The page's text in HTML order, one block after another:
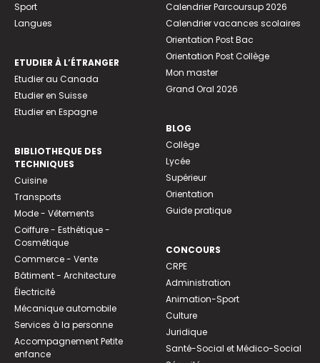
Sport
Langues
ETUDIER À L’ÉTRANGER
Etudier au Canada
Etudier en Suisse
Etudier en Espagne
BIBLIOTHEQUE DES
TECHNIQUES
Cuisine
Transports
Mode - Vêtements
Coiffure - Esthétique -
Cosmétique
Commerce - Vente
Bâtiment - Architecture
Électricité
Mécanique automobile
Services à la personne
Accompagnement Petite
enfance
Calendrier Parcoursup 2026
Calendrier vacances scolaires
Orientation Post Bac
Orientation Post Collège
Mon master
Grand Oral 2026
BLOG
Collège
Lycée
Supérieur
Orientation
Guide pratique
CONCOURS
CRPE
Administration
Animation-Sport
Culture
Juridique
Santé-Social et Médico-Social